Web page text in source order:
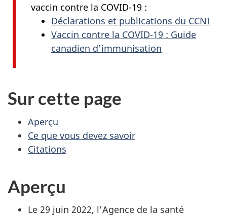
vaccin contre la COVID-19 :
Déclarations et publications du CCNI
Vaccin contre la COVID-19 : Guide
canadien d'immunisation
Sur cette page
Aperçu
Ce que vous devez savoir
Citations
Aperçu
Le 29 juin 2022, l’Agence de la santé